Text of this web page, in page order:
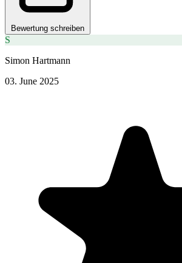
Bewertung schreiben
S
Simon Hartmann
03. June 2025